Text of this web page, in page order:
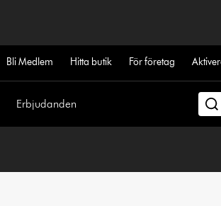
Bli Medlem Hitta butik För företag
Erbjudanden